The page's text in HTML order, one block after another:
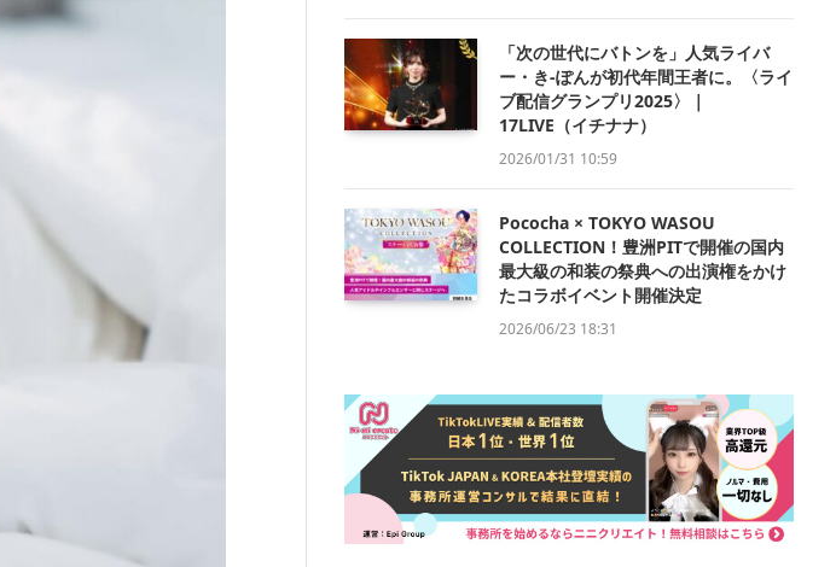
「次の世代にバトンを」人気ライバ
ー・き-ぽんが初代年間王者に。〈ライ
ブ配信グランプリ2025〉｜
17LIVE（イチナナ）
2026/01/31 10:59
Pococha × TOKYO WASOU
COLLECTION！豊洲PITで開催の国内
最大級の和装の祭典への出演権をかけ
たコラボイベント開催決定
2026/06/23 18:31